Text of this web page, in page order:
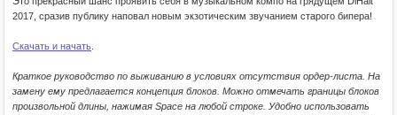
2017, сразив публику наповал новым экзотическим звучанием старого бипера!
Скачать и начать
Краткое руководство по выживанию в условиях отсутствия ордер-листа. На
замену ему предлагается концепция блоков. Можно отмечать границы блоков
произвольной длины, нажимая Space на любой строке. Удобно использовать